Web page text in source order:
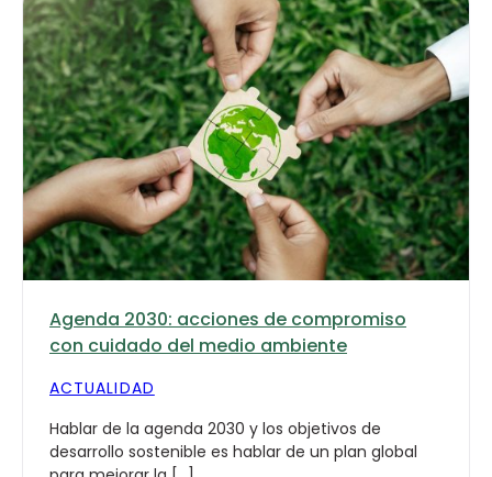
Agenda 2030: acciones de compromiso
con cuidado del medio ambiente
ACTUALIDAD
Hablar de la agenda 2030 y los objetivos de
desarrollo sostenible es hablar de un plan global